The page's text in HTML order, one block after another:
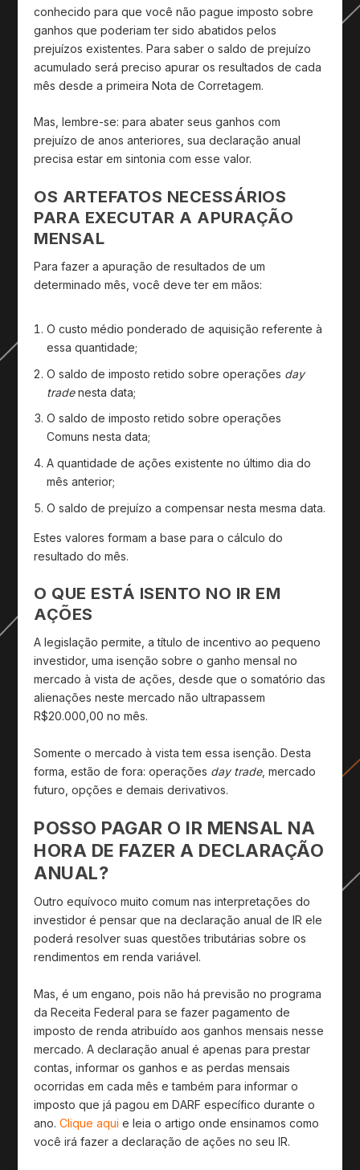
conhecido para que você não pague imposto sobre
ganhos que poderiam ter sido abatidos pelos
prejuízos existentes. Para saber o saldo de prejuízo
acumulado será preciso apurar os resultados de cada
mês desde a primeira Nota de Corretagem.
Mas, lembre-se: para abater seus ganhos com
prejuízo de anos anteriores, sua declaração anual
precisa estar em sintonia com esse valor.
OS ARTEFATOS NECESSÁRIOS
PARA EXECUTAR A APURAÇÃO
MENSAL
Para fazer a apuração de resultados de um
determinado mês, você deve ter em mãos:
O custo médio ponderado de aquisição referente à
essa quantidade;
O saldo de imposto retido sobre operações day
tradenesta data;
O saldo de imposto retido sobre operações
Comuns nesta data;
A quantidade de ações existente no último dia do
mês anterior;
O saldo de prejuízo a compensar nesta mesma data.
Estes valores formam a base para o cálculo do
resultado do mês.
O QUE ESTÁ ISENTO NO IR EM
AÇÕES
A legislação permite, a título de incentivo ao pequeno
investidor, uma isenção sobre o ganho mensal no
mercado à vista de ações, desde que o somatório das
alienações neste mercado não ultrapassem
R$20.000,00 no mês.
Somente o mercado à vista tem essa isenção. Desta
forma, estão de fora: operações day trade, mercado
futuro, opções e demais derivativos.
POSSO PAGAR O IR MENSAL NA
HORA DE FAZER A DECLARAÇÃO
ANUAL?
Outro equívoco muito comum nas interpretações do
investidor é pensar que na declaração anual de IR ele
poderá resolver suas questões tributárias sobre os
rendimentos em renda variável.
Mas, é um engano, pois não há previsão no programa
da Receita Federal para se fazer pagamento de
imposto de renda atribuído aos ganhos mensais nesse
mercado. A declaração anual é apenas para prestar
contas, informar os ganhos e as perdas mensais
ocorridas em cada mês e também para informar o
imposto que já pagou em DARF específico durante o
ano.Clique aqui e leia o artigo onde ensinamos como
você irá fazer a declaração de ações no seu IR.